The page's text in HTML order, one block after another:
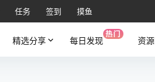
任务 签到 摸鱼
精选分享 每日发现
热门
资